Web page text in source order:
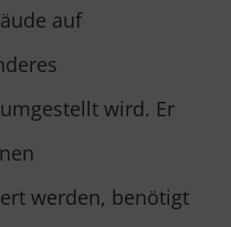
auf
wird. Er
werden, benötigt